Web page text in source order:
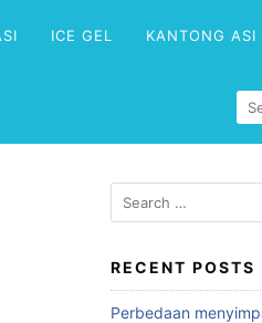
ICE GEL KANTONG ASI
RECENT POSTS
Perbedaan